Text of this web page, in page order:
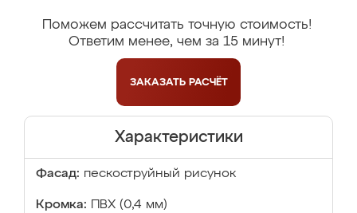
Поможем рассчитать точную стоимость!
Ответим менее, чем за 15 минут!
ЗАКАЗАТЬ РАСЧЁТ
Характеристики
Фасад: пескоструйный рисунок
Кромка: ПВХ (0,4 мм)